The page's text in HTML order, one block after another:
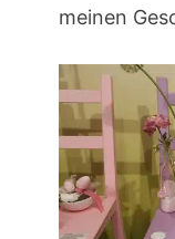
meinen